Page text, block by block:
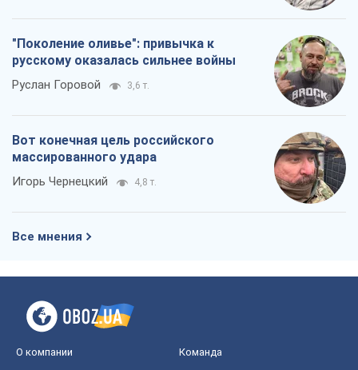
"Поколение оливье": привычка к
русскому оказалась сильнее войны
Руслан Горовой 3,6 т.
Вот конечная цель российского
массированного удара
Игорь Чернецкий 4,8 т.
Все мнения
О компании Команда